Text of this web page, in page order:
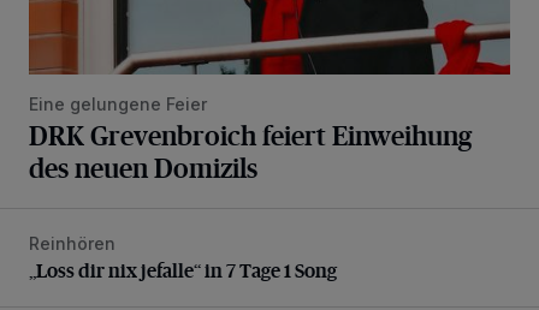
Eine gelungene Feier
DRK Grevenbroich feiert Einweihung
des neuen Domizils
„Loss dir nix jefalle“ in 7 Tage 1 Song
Reinhören
„Loss dir nix jefalle“ in 7 Tage 1 Song